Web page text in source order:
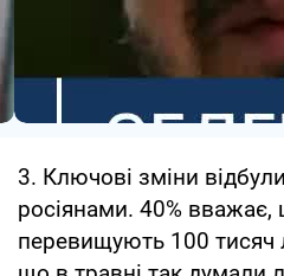
3. Ключові зміни
росіянами. 40% вважає,
перевищують 100 тисяч